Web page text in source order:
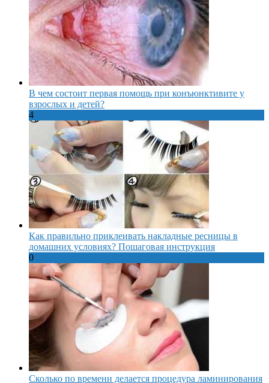
В чем состоит первая помощь при конъюнктивите у
взрослых и детей?
4
Как правильно приклеивать накладные ресницы в
домашних условиях? Пошаговая инструкция
0
Сколько по времени делается процедура ламинирования